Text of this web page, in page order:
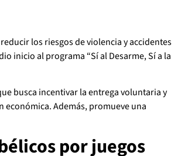
los riesgos de violencia y accidentes
inicio al programa “Sí al Desarme, Sí a la
busca incentivar la entrega voluntaria y
Además, promueve una
por juegos